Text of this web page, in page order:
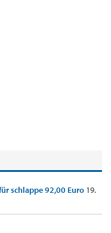
schlappe 92,00 Euro 19.